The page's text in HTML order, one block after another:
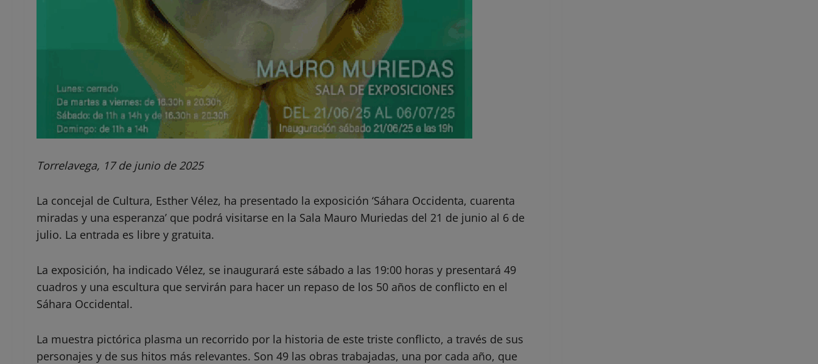
Torrelavega, 17 de junio de 2025
La concejal de Cultura, Esther Vélez, ha presentado la exposición ‘Sáhara Occidenta, cuarenta
miradas y una esperanza’ que podrá visitarse en la Sala Mauro Muriedas del 21 de junio al 6 de
julio. La entrada es libre y gratuita.
La exposición, ha indicado Vélez, se inaugurará este sábado a las 19:00 horas y presentará 49
cuadros y una escultura que servirán para hacer un repaso de los 50 años de conflicto en el
Sáhara Occidental.
La muestra pictórica plasma un recorrido por la historia de este triste conflicto, a través de sus
personajes y de sus hitos más relevantes. Son 49 las obras trabajadas, una por cada año, que